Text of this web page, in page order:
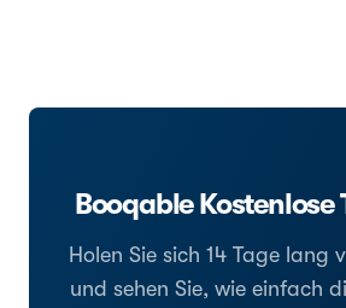
Booqable Kostenlose
Holen Sie sich 14 Tage lang
und sehen Sie, wie einfach